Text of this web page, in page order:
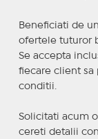
Beneficiati de
ofertele tuturor
Se accepta
fiecare client sa
conditii.
Solicitati acum
cereti detalii